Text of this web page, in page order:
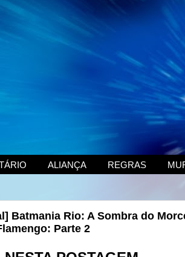
ALIANÇA REGRAS
Batmania Rio: A Sombra do
Parte 2